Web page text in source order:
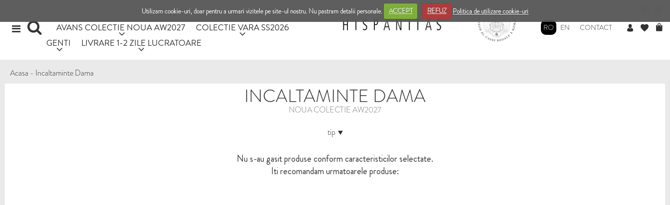
Utilizam cookie-uri, doar pentru a urmari vizitele pe site-ul nostru. Nu pastram detalii personale. ACCEPT REFUZ Politica de utilizare cookie-uri
AVANS COLECTIE NOUA AW2027
COLECTIE VARA SS2026
GENTI
LIVRARE 1-2 ZILE LUCRATOARE
RO EN CONTACT
Acasa - Incaltaminte Dama
INCALTAMINTE DAMA
NOUA COLECTIE AW2027
tip
Nu s-au gasit produse conform caracteristicilor selectate.
Iti recomandam urmatoarele produse: